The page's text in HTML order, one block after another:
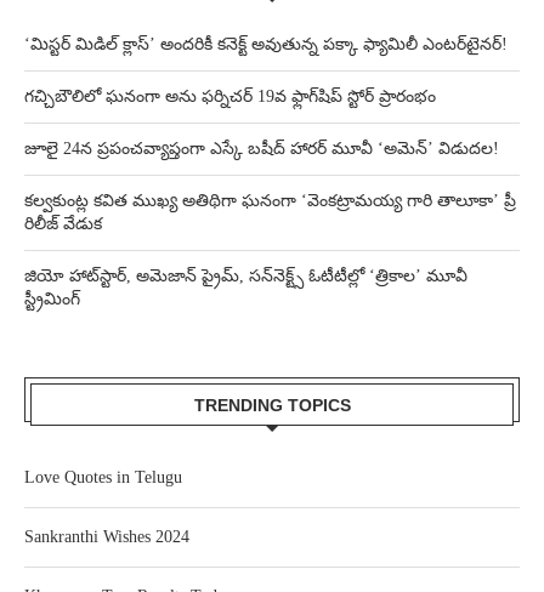
‘మిస్టర్ మిడిల్ క్లాస్’ అందరికీ కనెక్ట్ అవుతున్న పక్కా ఫ్యామిలీ ఎంటర్‌టైనర్!
గచ్చిబౌలిలో ఘనంగా అను ఫర్నిచర్ 19వ ఫ్లాగ్‌షిప్ స్టోర్ ప్రారంభం
జూలై 24న ప్రపంచవ్యాప్తంగా ఎస్కే బషీద్‌ హారర్ మూవీ ‘అమెన్’ విడుదల!
కల్వకుంట్ల కవిత ముఖ్య అతిథిగా ఘనంగా ‘వెంకట్రామయ్య గారి తాలూకా’ ప్రీ
రిలీజ్ వేడుక
జియో హాట్‌స్టార్, అమెజాన్ ప్రైమ్, సన్‌నెక్ట్స్ ఓటీటీల్లో ‘త్రికాల’ మూవీ
స్ట్రీమింగ్
TRENDING TOPICS
Love Quotes in Telugu
Sankranthi Wishes 2024